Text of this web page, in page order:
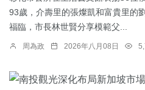
93歲，介壽里的張燦凱和富貴里的
福臨，市長林世賢分享模範父...
周為政 2026年八月08日